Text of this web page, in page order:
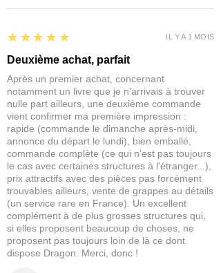
Deep...
IMPORTANT : Nos figurines ne sont
pas à un enfant de moins de 14 ans.
5
★★★★★
Deuxième achat, parfait
Après un premier achat, concernant
notamment un livre que je n'arrivais à trouver
nulle part ailleurs, une deuxième commande
vient confirmer ma première impression :
rapide (commande le dimanche après-midi,
annonce du départ le lundi), bien emballé,
commande complète (ce qui n'est pas toujours
le cas avec certaines structures à l'étranger...),
prix attractifs avec des pièces pas forcément
trouvables ailleurs, vente de grappes au détails
(un service rare en France). Un excellent
complément à de plus grosses structures qui,
si elles proposent beaucoup de choses, ne
proposent pas toujours loin de là ce dont
dispose Dragon. Merci, donc !
IL Y A 1 MOIS